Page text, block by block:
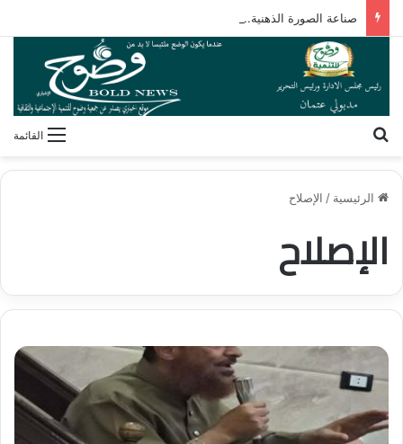
صناعة الصورة الذهنية.. كيف يشكل الإعلام رؤيتنا لأنفسنا وللآخرين؟
القائمة
الرئيسية / الإصلاح
الإصلاح